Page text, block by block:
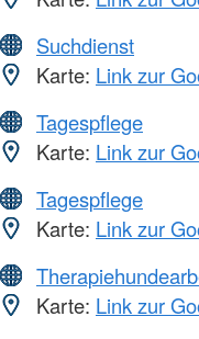
Suchdienst
Karte: Link zur
Tagespflege
Karte: Link zur
Tagespflege
Karte: Link zur
Karte: Link zur